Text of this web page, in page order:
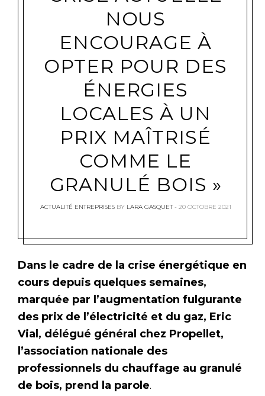
NOUS
ENCOURAGE À
OPTER POUR DES
ÉNERGIES
LOCALES À UN
PRIX MAÎTRISÉ
COMME LE
GRANULÉ BOIS »
ACTUALITÉ ENTREPRISES BY LARA GASQUET 20 OCTOBRE 2021
Dans le cadre de la crise énergétique en
cours depuis quelques semaines,
marquée par l’augmentation fulgurante
des prix de l’électricité et du gaz, Eric
Vial, délégué général chez Propellet,
l’association nationale des
professionnels du chauffage au granulé
de bois, prend la parole.